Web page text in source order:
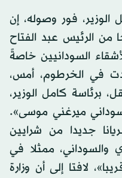
فور وصوله، إن
الرئيس عبد الفتاح
السودانيين خاصةً
في الخرطوم، أمس،
برئاسة كامل الوزير،
ميرغني موسى».
جديدا من شرايين
والسوداني، ممثلا في
لافتا إلى أن وزارة